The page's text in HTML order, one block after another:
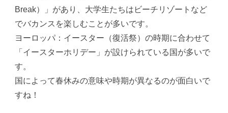
Break）」があり、大学生たちはビーチリゾートなど
でバカンスを楽しむことが多いです。
ヨーロッパ：イースター（復活祭）の時期に合わせて
「イースターホリデー」が設けられている国が多いで
す。
国によって春休みの意味や時期が異なるのが面白いで
すね！